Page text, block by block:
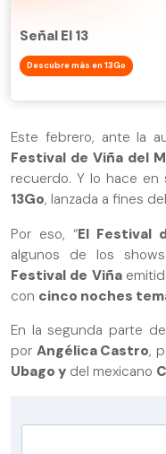
Señal El 13
Descubre más en 13Go
Este febrero, ante la
Festival de Viña del
recuerdo. Y lo hace
13Go, lanzada a fines
Por eso, “El Festival
algunos de los
Festival de Viña
con cinco noches
En la segunda parte
por Angélica Castro,
Ubago y del mexicano